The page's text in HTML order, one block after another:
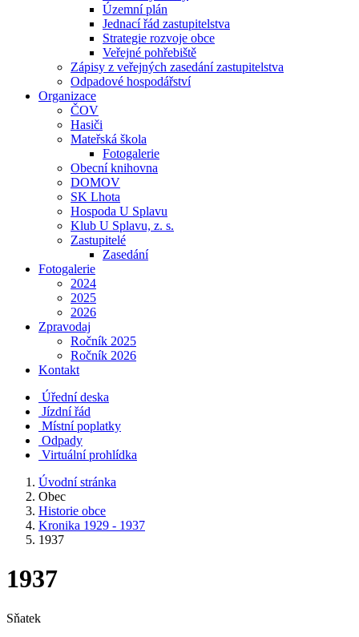
Územní plán
Jednací řád zastupitelstva
Strategie rozvoje obce
Veřejné pohřebiště
Zápisy z veřejných zasedání zastupitelstva
Odpadové hospodářství
Organizace
ČOV
Hasiči
Mateřská škola
Fotogalerie
Obecní knihovna
DOMOV
SK Lhota
Hospoda U Splavu
Klub U Splavu, z. s.
Zastupitelé
Zasedání
Fotogalerie
2024
2025
2026
Zpravodaj
Ročník 2025
Ročník 2026
Kontakt
Úřední deska
Jízdní řád
Místní poplatky
Odpady
Virtuální prohlídka
Úvodní stránka
Obec
Historie obce
Kronika 1929 - 1937
1937
1937
Sňatek